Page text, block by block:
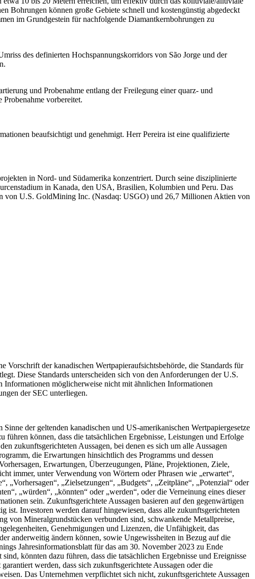
Bohrungen können große Gebiete schnell und kostengünstig abgedeckt
im Grundgestein für nachfolgende Diamantkernbohrungen zu
des definierten Hochspannungskorridors von São Jorge und der
und Probenahme entlang der Freilegung einer quarz- und
vorbereitet.
beaufsichtigt und genehmigt. Herr Pereira ist eine qualifizierte
in Nord- und Südamerika konzentriert. Durch seine disziplinierte
in Kanada, den USA, Brasilien, Kolumbien und Peru. Das
U.S. GoldMining Inc. (Nasdaq: USGO) und 26,7 Millionen Aktien von
der kanadischen Wertpapieraufsichtsbehörde, die Standards für
Diese Standards unterscheiden sich von den Anforderungen der U.S.
Informationen möglicherweise nicht mit ähnlichen Informationen
der SEC unterliegen.
der geltenden kanadischen und US-amerikanischen Wertpapiergesetze
führen können, dass die tatsächlichen Ergebnisse, Leistungen und Erfolge
zukunftsgerichteten Aussagen, bei denen es sich um alle Aussagen
die Erwartungen hinsichtlich des Programms und dessen
Erwartungen, Überzeugungen, Pläne, Projektionen, Ziele,
immer, unter Verwendung von Wörtern oder Phrasen wie „erwartet“,
„Vorhersagen“, „Zielsetzungen“, „Budgets“, „Zeitpläne“, „Potenzial“ oder
„würden“, „könnten“ oder „werden“, oder die Verneinung eines dieser
sein. Zukunftsgerichtete Aussagen basieren auf den gegenwärtigen
Investoren werden darauf hingewiesen, dass alle zukunftsgerichteten
von Mineralgrundstücken verbunden sind, schwankende Metallpreise,
Genehmigungen und Lizenzen, die Unfähigkeit, das
anderweitig ändern können, sowie Ungewissheiten in Bezug auf die
Jahresinformationsblatt für das am 30. November 2023 zu Ende
könnten dazu führen, dass die tatsächlichen Ergebnisse und Ereignisse
werden, dass sich zukunftsgerichtete Aussagen oder die
Das Unternehmen verpflichtet sich nicht, zukunftsgerichtete Aussagen